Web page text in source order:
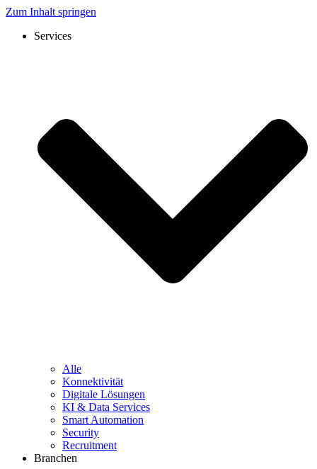
Zum Inhalt springen
Services
Alle
Konnektivität
Digitale Lösungen
KI & Data Services
Smart Automation
Security
Recruitment
Branchen